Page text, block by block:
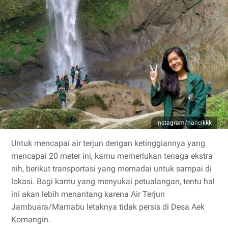
instagram/nancikkk
Untuk mencapai air terjun dengan ketinggiannya yang
mencapai 20 meter ini, kamu memerlukan tenaga ekstra
nih, berikut transportasi yang memadai untuk sampai di
lokasi. Bagi kamu yang menyukai petualangan, tentu hal
ini akan lebih menantang karena Air Terjun
Jambuara/Mamabu letaknya tidak persis di Desa Aek
Komangin.